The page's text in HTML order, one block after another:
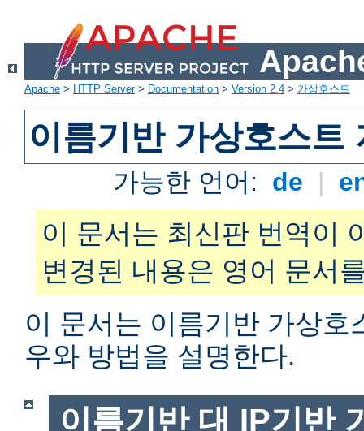
Apache > HTTP Server> Documentation > Version 2.4 > 가상호스트
이름기반 가상호스트
가능한 언어: de |
이 문서는 최신판 번역이
변경된 내용은 영어 문서
이 문서는 이름기반 가상호
우와 방법을 설명한다.
이름기반 대 IP기반